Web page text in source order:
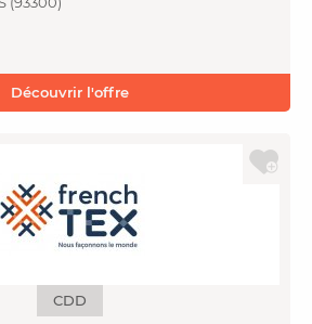
Découvrir l'offre
CDD